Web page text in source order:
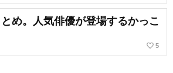
め。人気俳優が登場するかっこ
favorite_border 5